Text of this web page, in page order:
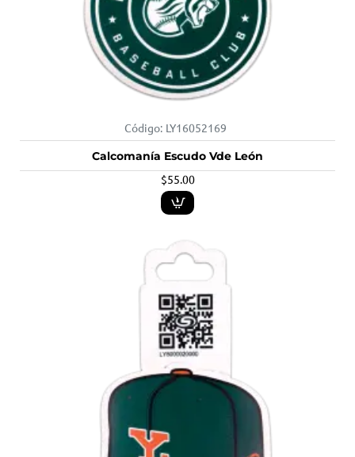
Código: LY16052169
Calcomanía Escudo Vde León
$55.00